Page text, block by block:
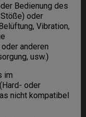
Bedienung des
oder
Vibration,
anderen
usw.)
im
oder
nicht kompatibel